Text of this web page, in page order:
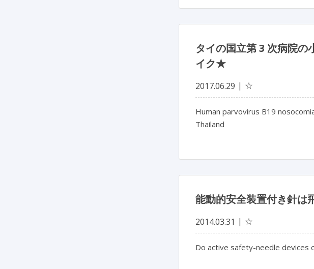
タイの国立第 3 次病院の
イク★
2017.06.29 ☆
Human parvovirus B19
Thailand
能動的安全装置付き針
2014.03.31 ☆
Do active safety-needle devices